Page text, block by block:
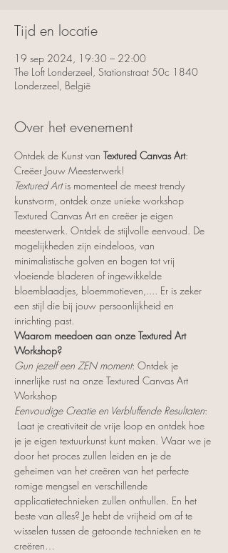
Tijd en locatie
19 sep 2024, 19:30 – 22:00
The Loft Londerzeel, Stationstraat 50c 1840
Londerzeel, België
Over het evenement
Ontdek de Kunst van Textured Canvas Art:
Creëer Jouw Meesterwerk!
Textured Art is momenteel de meest trendy
kunstvorm, ontdek onze unieke workshop
Textured Canvas Art en creëer je eigen
meesterwerk. Ontdek de stijlvolle eenvoud. De
mogelijkheden zijn eindeloos, van
minimalistische golven en bogen tot vrij
vloeiende bladeren of ingewikkelde
bloemblaadjes, bloemmotieven,.... Er is zeker
een stijl die bij jouw persoonlijkheid en
inrichting past.
Waarom meedoen aan onze Textured Art
Workshop?
Gun jezelf een ZEN moment: Ontdek je
innerlijke rust na onze Textured Canvas Art
Workshop
Eenvoudige Creatie en Verbluffende Resultaten:
Laat je creativiteit de vrije loop en ontdek hoe
je je eigen textuurkunst kunt maken. Waar we je
door het proces zullen leiden en je de
geheimen van het creëren van het perfecte
romige mengsel en verschillende
applicatietechnieken zullen onthullen. En het
beste van alles? Je hebt de vrijheid om af te
wisselen tussen de getoonde technieken en te
creëren…